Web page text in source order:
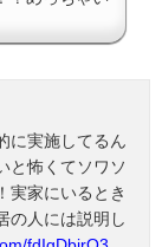
に実施してるん
と怖くてソワソ
実家にいるとき
の人には説明し